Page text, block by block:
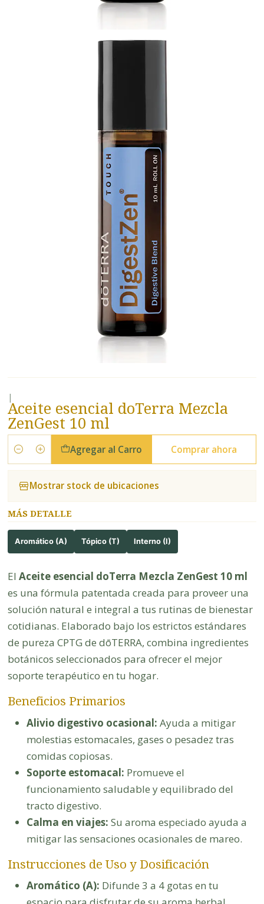
|
Aceite esencial doTerra Mezcla
ZenGest 10 ml
Cantidad
Agregar al Carro Comprar ahora
Mostrar stock de ubicaciones
MÁS DETALLE
Aromático (A) Tópico (T) Interno (I)
El Aceite esencial doTerra Mezcla ZenGest 10 ml
es una fórmula patentada creada para proveer una
solución natural e integral a tus rutinas de bienestar
cotidianas. Elaborado bajo los estrictos estándares
de pureza CPTG de dōTERRA, combina ingredientes
botánicos seleccionados para ofrecer el mejor
soporte terapéutico en tu hogar.
Beneficios Primarios
Alivio digestivo ocasional: Ayuda a mitigar
molestias estomacales, gases o pesadez tras
comidas copiosas.
Soporte estomacal: Promueve el
funcionamiento saludable y equilibrado del
tracto digestivo.
Calma en viajes: Su aroma especiado ayuda a
mitigar las sensaciones ocasionales de mareo.
Instrucciones de Uso y Dosificación
Aromático (A): Difunde 3 a 4 gotas en tu